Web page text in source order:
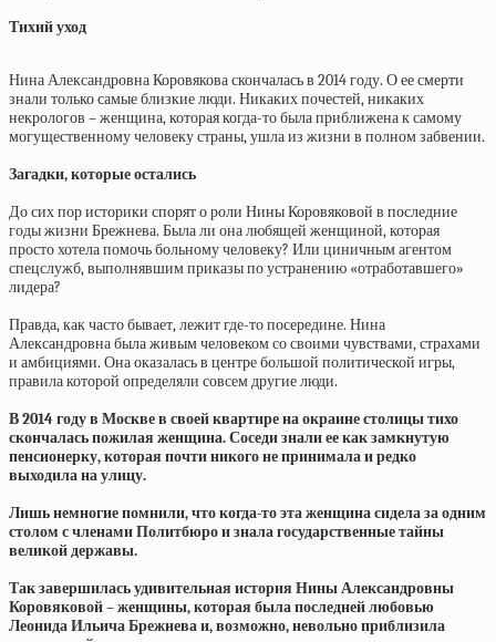
Тихий уход
Нина Александровна Коровякова скончалась в 2014 году. О ее смерти
знали только самые близкие люди. Никаких почестей, никаких
некрологов – женщина, которая когда-то была приближена к самому
могущественному человеку страны, ушла из жизни в полном забвении.
Загадки, которые остались
До сих пор историки спорят о роли Нины Коровяковой в последние
годы жизни Брежнева. Была ли она любящей женщиной, которая
просто хотела помочь больному человеку? Или циничным агентом
спецслужб, выполнявшим приказы по устранению «отработавшего»
лидера?
Правда, как часто бывает, лежит где-то посередине. Нина
Александровна была живым человеком со своими чувствами, страхами
и амбициями. Она оказалась в центре большой политической игры,
правила которой определяли совсем другие люди.
В 2014 году в Москве в своей квартире на окраине столицы тихо
скончалась пожилая женщина. Соседи знали ее как замкнутую
пенсионерку, которая почти никого не принимала и редко
выходила на улицу.
Лишь немногие помнили, что когда-то эта женщина сидела за одним
столом с членами Политбюро и знала государственные тайны
великой державы.
Так завершилась удивительная история Нины Александровны
Коровяковой – женщины, которая была последней любовью
Леонида Ильича Брежнева и, возможно, невольно приблизила